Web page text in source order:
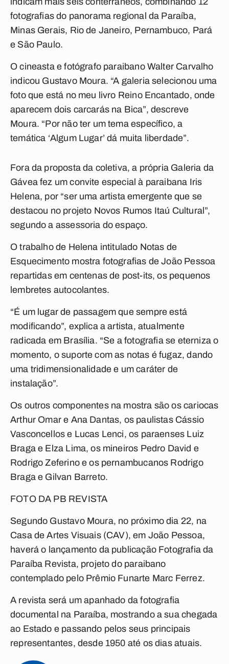
fotografias do panorama regional da Paraíba,
Minas Gerais, Rio de Janeiro, Pernambuco, Pará
e São Paulo.
O cineasta e fotógrafo paraibano Walter Carvalho
indicou Gustavo Moura. “A galeria selecionou uma
foto que está no meu livro Reino Encantado, onde
aparecem dois carcarás na Bica”, descreve
Moura. “Por não ter um tema específico, a
temática ‘Algum Lugar’ dá muita liberdade”.
Fora da proposta da coletiva, a própria Galeria da
Gávea fez um convite especial à paraibana Iris
Helena, por “ser uma artista emergente que se
destacou no projeto Novos Rumos Itaú Cultural”,
segundo a assessoria do espaço.
O trabalho de Helena intitulado Notas de
Esquecimento mostra fotografias de João Pessoa
repartidas em centenas de post-its, os pequenos
lembretes autocolantes.
“É um lugar de passagem que sempre está
modificando”, explica a artista, atualmente
radicada em Brasília. “Se a fotografia se eterniza o
momento, o suporte com as notas é fugaz, dando
uma tridimensionalidade e um caráter de
instalação”.
Os outros componentes na mostra são os cariocas
Arthur Omar e Ana Dantas, os paulistas Cássio
Vasconcellos e Lucas Lenci, os paraenses Luiz
Braga e Elza Lima, os mineiros Pedro David e
Rodrigo Zeferino e os pernambucanos Rodrigo
Braga e Gilvan Barreto.
FOTO DA PB REVISTA
Segundo Gustavo Moura, no próximo dia 22, na
Casa de Artes Visuais (CAV), em João Pessoa,
haverá o lançamento da publicação Fotografia da
Paraíba Revista, projeto do paraibano
contemplado pelo Prêmio Funarte Marc Ferrez.
A revista será um apanhado da fotografia
documental na Paraíba, mostrando a sua chegada
ao Estado e passando pelos seus principais
representantes, desde 1950 até os dias atuais.